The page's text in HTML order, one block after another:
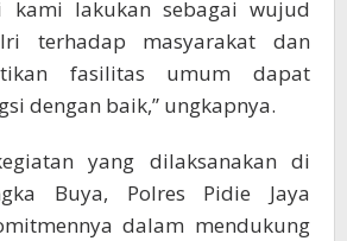
kami lakukan sebagai wujud
terhadap masyarakat dan
fasilitas umum dapat
dengan baik,” ungkapnya.
yang dilaksanakan di
Buya, Polres Pidie Jaya
dalam mendukung